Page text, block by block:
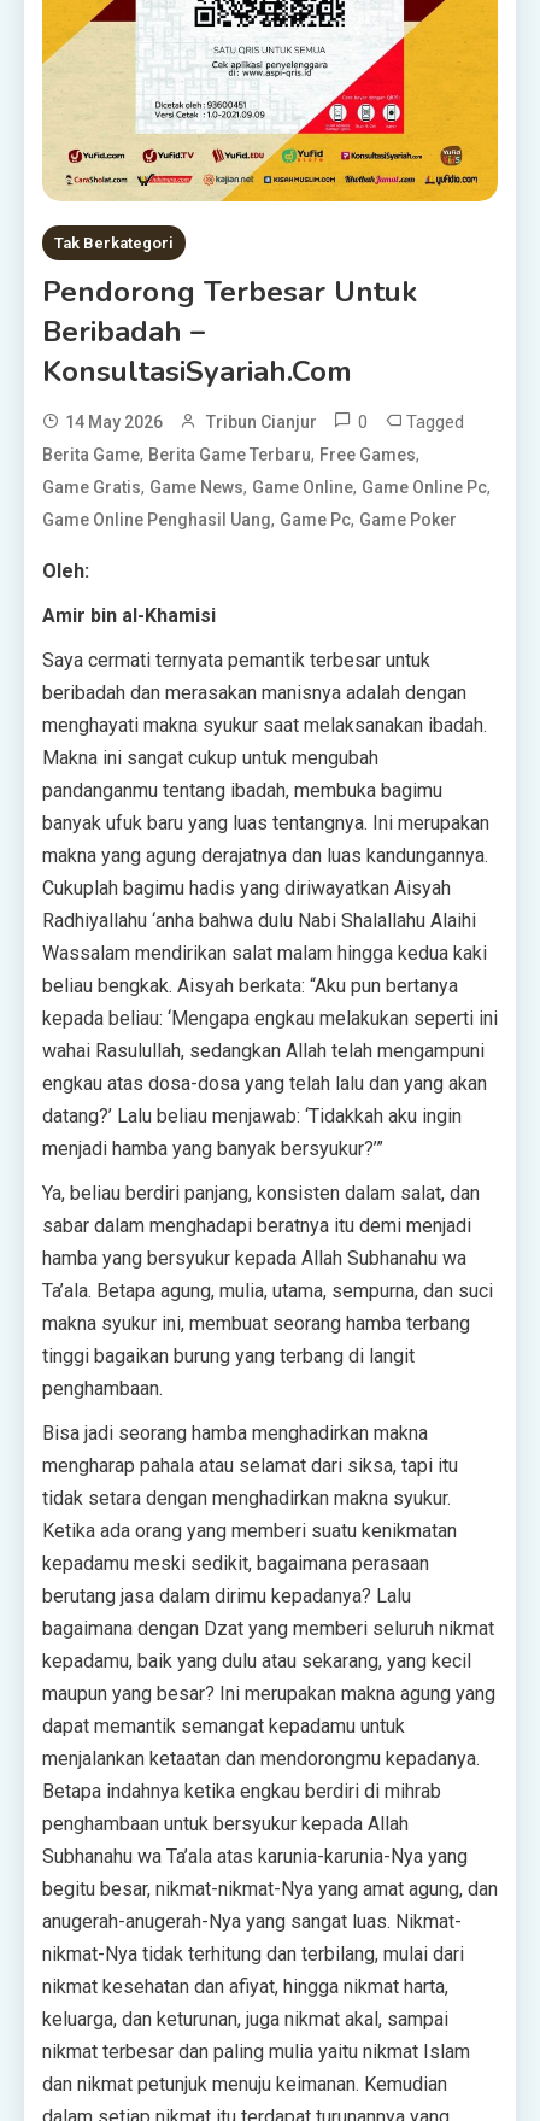
Tak Berkategori
Pendorong Terbesar Untuk
Beribadah –
KonsultasiSyariah.com
14 May 2026 Tribun Cianjur 0 Tagged
Berita Game, Berita Game Terbaru, Free Games,
Game Gratis, Game News, Game Online, Game Online Pc,
Game Online Penghasil Uang, Game Pc, Game Poker
Oleh:
Amir bin al-Khamisi
Saya cermati ternyata pemantik terbesar untuk
beribadah dan merasakan manisnya adalah dengan
menghayati makna syukur saat melaksanakan ibadah.
Makna ini sangat cukup untuk mengubah
pandanganmu tentang ibadah, membuka bagimu
banyak ufuk baru yang luas tentangnya. Ini merupakan
makna yang agung derajatnya dan luas kandungannya.
Cukuplah bagimu hadis yang diriwayatkan Aisyah
Radhiyallahu ‘anha bahwa dulu Nabi Shalallahu Alaihi
Wassalam mendirikan salat malam hingga kedua kaki
beliau bengkak. Aisyah berkata: “Aku pun bertanya
kepada beliau: ‘Mengapa engkau melakukan seperti ini
wahai Rasulullah, sedangkan Allah telah mengampuni
engkau atas dosa-dosa yang telah lalu dan yang akan
datang?’ Lalu beliau menjawab: ‘Tidakkah aku ingin
menjadi hamba yang banyak bersyukur?’”
Ya, beliau berdiri panjang, konsisten dalam salat, dan
sabar dalam menghadapi beratnya itu demi menjadi
hamba yang bersyukur kepada Allah Subhanahu wa
Ta’ala. Betapa agung, mulia, utama, sempurna, dan suci
makna syukur ini, membuat seorang hamba terbang
tinggi bagaikan burung yang terbang di langit
penghambaan.
Bisa jadi seorang hamba menghadirkan makna
mengharap pahala atau selamat dari siksa, tapi itu
tidak setara dengan menghadirkan makna syukur.
Ketika ada orang yang memberi suatu kenikmatan
kepadamu meski sedikit, bagaimana perasaan
berutang jasa dalam dirimu kepadanya? Lalu
bagaimana dengan Dzat yang memberi seluruh nikmat
kepadamu, baik yang dulu atau sekarang, yang kecil
maupun yang besar? Ini merupakan makna agung yang
dapat memantik semangat kepadamu untuk
menjalankan ketaatan dan mendorongmu kepadanya.
Betapa indahnya ketika engkau berdiri di mihrab
penghambaan untuk bersyukur kepada Allah
Subhanahu wa Ta’ala atas karunia-karunia-Nya yang
begitu besar, nikmat-nikmat-Nya yang amat agung, dan
anugerah-anugerah-Nya yang sangat luas. Nikmat-
nikmat-Nya tidak terhitung dan terbilang, mulai dari
nikmat kesehatan dan afiyat, hingga nikmat harta,
keluarga, dan keturunan, juga nikmat akal, sampai
nikmat terbesar dan paling mulia yaitu nikmat Islam
dan nikmat petunjuk menuju keimanan. Kemudian